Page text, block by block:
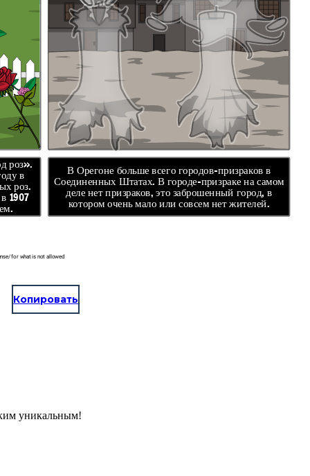
for what is not allowed
роз».
в
роз.
1907
В Орегоне больше всего городов-призраков в
Соединенных Штатах. В городе-призраке на самом
деле нет призраков, это заброшенный город, в
котором очень мало или совсем нет жителей.
Копировать
уникальным!